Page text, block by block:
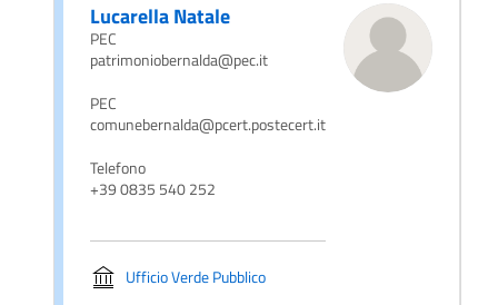
Lucarella Natale
PEC
patrimoniobernalda@pec.it
PEC
comunebernalda@pcert.postecert.it
Telefono
+39 0835 540 252
Ufficio Verde Pubblico